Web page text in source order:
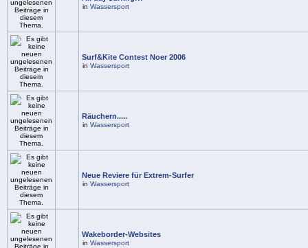
in Wassersport
Surf&Kite Contest Noer 2006
in Wassersport
Räuchern.....
in Wassersport
Neue Reviere für Extrem-Surfer
in Wassersport
Wakeborder-Websites
in Wassersport